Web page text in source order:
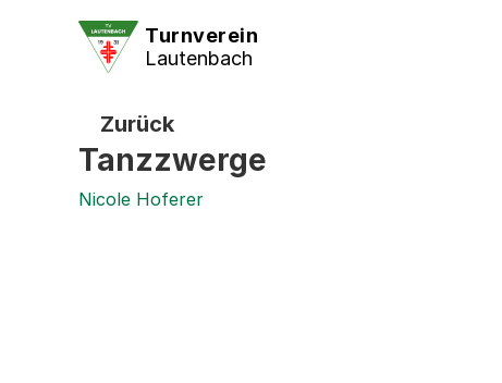
Turnverein
Lautenbach
Zurück
Tanzzwerge
Nicole Hoferer